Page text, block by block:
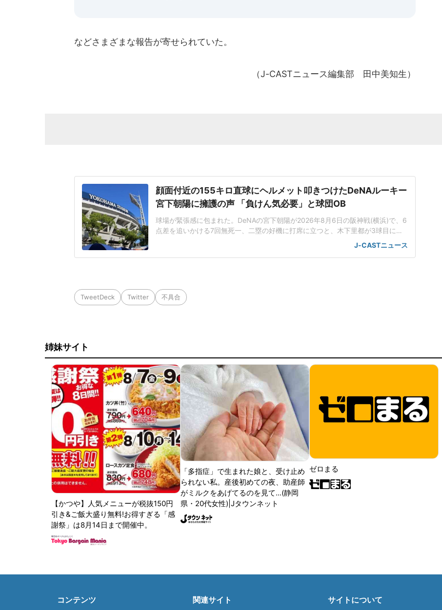
などさまざまな報告が寄せられていた。
（J-CASTニュース編集部 田中美知生）
顔面付近の155キロ直球にヘルメット叩きつけたDeNAルーキー
宮下朝陽に擁護の声 「負けん気必要」と球団OB
球場が緊張感に包まれた。DeNAの宮下朝陽が2026年8月6日の阪神戦(横浜)で、6
点差を追いかける7回無死一、二塁の好機に打席に立つと、木下里都が3球目に投
じた155キロ直球が顔面付近へ。もんどり打ってよけた宮下は怒りの表情を見せて
ヘルメットを叩きつけた。「熱くなってしまった部分があったのでしょう」前日5
J-CASTニュース
TweetDeck Twitter 不具合
姉妹サイト
【かつや】人気メニューが税抜150円
引き&ご飯大盛り無料!お得すぎる「感
謝祭」は8月14日まで開催中。
「多指症」で生まれた娘と、受け止め
られない私。産後初めての夜、助産師
がミルクをあげてるのを見て...(静岡
県・20代女性)|Jタウンネット
ゼロまる
コンテンツ 関連サイト サイトについて